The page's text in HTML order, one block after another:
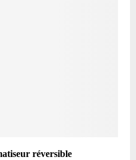
réversible